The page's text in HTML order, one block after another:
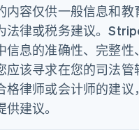
内容仅供一般信息和教
法律或税务建议。
信息的准确性、完整性
应该寻求在您的司法管
格律师或会计师的建议
建议。
English
English
Svenska